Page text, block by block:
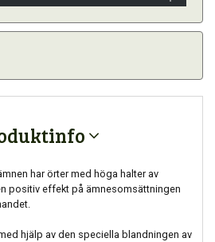
har örter med höga halter av
positiv effekt på ämnesomsättningen
hjälp av den speciella blandningen av